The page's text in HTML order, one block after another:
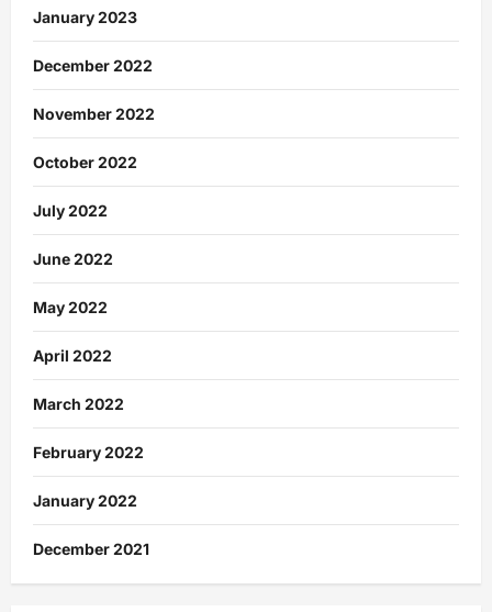
January 2023
December 2022
November 2022
October 2022
July 2022
June 2022
May 2022
April 2022
March 2022
February 2022
January 2022
December 2021